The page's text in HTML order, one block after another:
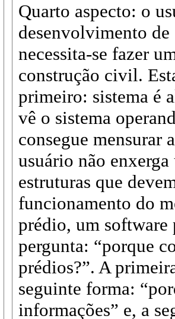
Quarto aspecto: o
desenvolvimento
necessita-se fazer
construção civil.
primeiro: sistema é
vê o sistema
consegue mensurar
usuário não
estruturas que
funcionamento do
prédio, um software
pergunta: “porque
prédios?”. A
seguinte forma:
informações” e, a